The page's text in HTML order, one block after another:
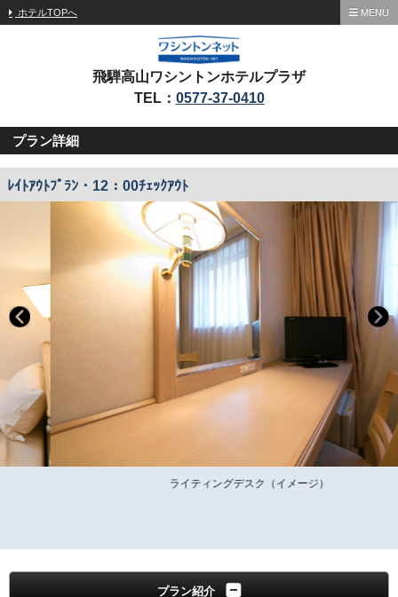
ホテルTOPへ MENU
飛騨高山ワシントンホテルプラザ
TEL： 0577-37-0410
プラン詳細
ﾚｲﾄｱｳﾄﾌﾟﾗﾝ・12：00ﾁｪｯｸｱｳﾄ
ライティングデスク（イメージ）
プラン紹介